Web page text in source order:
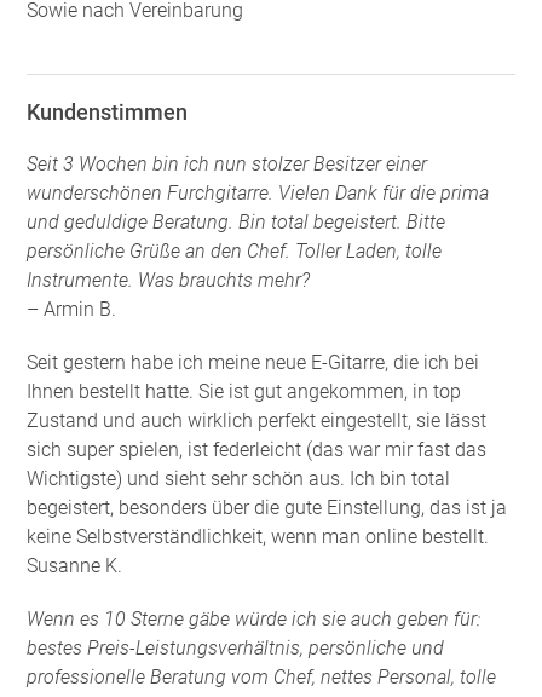
Sowie nach Vereinbarung
Kundenstimmen
Seit 3 Wochen bin ich nun stolzer Besitzer einer
wunderschönen Furchgitarre. Vielen Dank für die prima
und geduldige Beratung. Bin total begeistert. Bitte
persönliche Grüße an den Chef. Toller Laden, tolle
Instrumente. Was brauchts mehr?
– Armin B.
Seit gestern habe ich meine neue E-Gitarre, die ich bei
Ihnen bestellt hatte. Sie ist gut angekommen, in top
Zustand und auch wirklich perfekt eingestellt, sie lässt
sich super spielen, ist federleicht (das war mir fast das
Wichtigste) und sieht sehr schön aus. Ich bin total
begeistert, besonders über die gute Einstellung, das ist ja
keine Selbstverständlichkeit, wenn man online bestellt.
Susanne K.
Wenn es 10 Sterne gäbe würde ich sie auch geben für:
bestes Preis-Leistungsverhältnis, persönliche und
professionelle Beratung vom Chef, nettes Personal, tolle